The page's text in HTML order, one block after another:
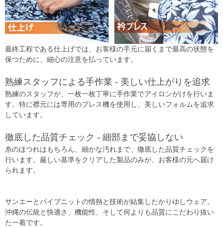
最終工程である仕上げでは、お客様の手元に届くまで最高の状態を
保つために、細心の注意を払っています。
熟練スタッフによる手作業 - 美しい仕上がりを追求
熟練のスタッフが、一枚一枚丁寧に手作業でアイロンがけを行いま
す。特に襟元には専用のプレス機を使用し、美しいフォルムを追求
しています。
徹底した品質チェック - 細部まで妥協しない
糸のほつれはもちろん、細かな汚れまで、徹底した品質チェックを
行います。厳しい基準をクリアした製品のみが、お客様の元へ届け
られます。
サンエーとパイプニットの情熱と技術が結集したかりゆしウェア。
沖縄の伝統と快適さ、機能性、そして何よりも品質にこだわり抜い
た一着です。